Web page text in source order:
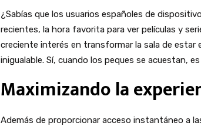
¿Sabías que los usuarios españoles de
recientes, la hora favorita para ver películas y
creciente interés en transformar la sala de estar
inigualable. Sí, cuando los peques se acuestan,
Maximizando la
Además de proporcionar acceso instantáneo a